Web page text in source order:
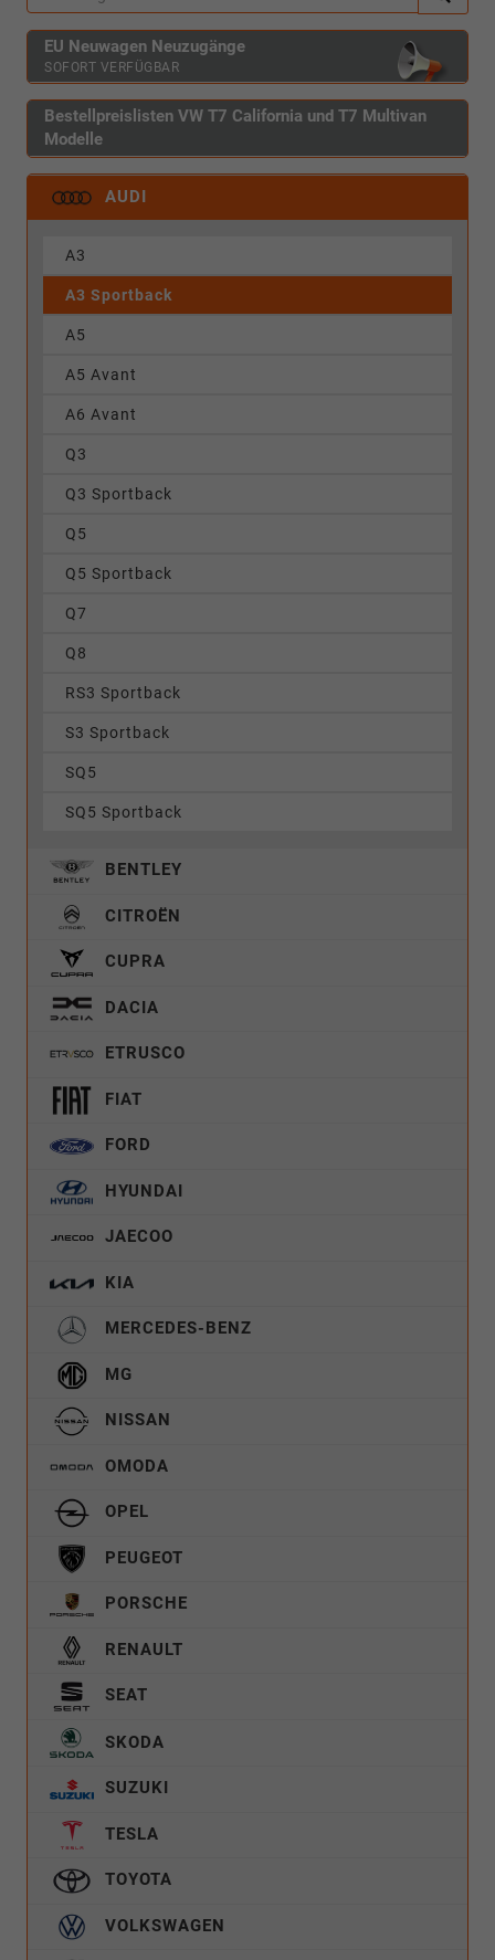
EU Neuwagen Neuzugänge
SOFORT VERFÜGBAR
Bestellpreislisten VW T7 California und T7 Multivan
Modelle
AUDI
A3
A3 Sportback
A5
A5 Avant
A6 Avant
Q3
Q3 Sportback
Q5
Q5 Sportback
Q7
Q8
RS3 Sportback
S3 Sportback
SQ5
SQ5 Sportback
BENTLEY
CITROËN
CUPRA
DACIA
ETRUSCO
FIAT
FORD
HYUNDAI
JAECOO
KIA
MERCEDES-BENZ
MG
NISSAN
OMODA
OPEL
PEUGEOT
PORSCHE
RENAULT
SEAT
SKODA
SUZUKI
TESLA
TOYOTA
VOLKSWAGEN